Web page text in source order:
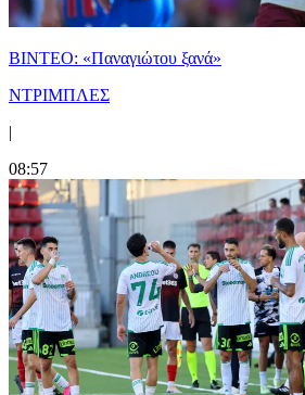
ΒΙΝΤΕΟ: «Παναγιώτου ξανά»
ΝΤΡΙΜΠΛΕΣ
|
08:57